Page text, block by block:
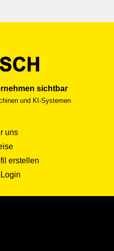
sichtbar
und KI-Systemen
uns
erstellen